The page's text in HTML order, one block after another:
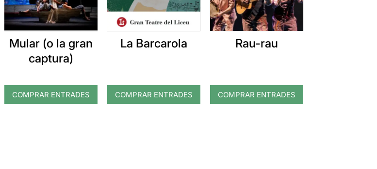
Mular (o la gran
captura)
COMPRAR ENTRADES
La Barcarola
COMPRAR ENTRADES
Rau-rau
COMPRAR ENTRADES